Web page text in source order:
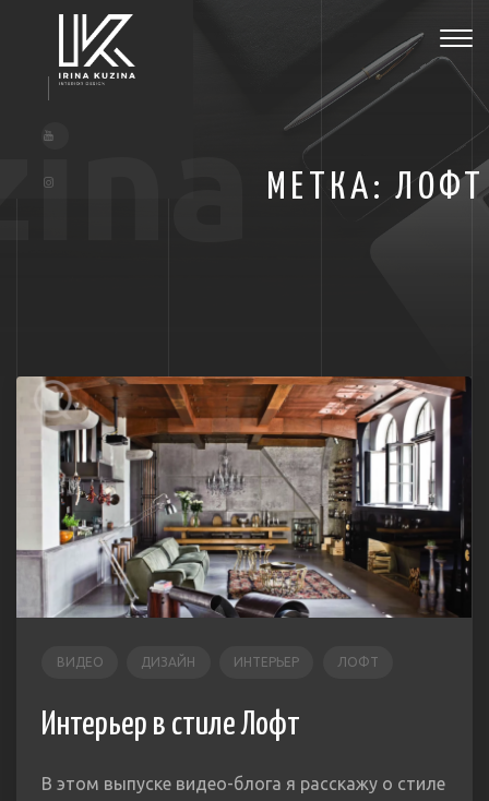
МЕТКА:ЛОФТ
ВИДЕО ДИЗАЙН ИНТЕРЬЕР ЛОФТ
Интерьер в стиле Лофт
В этом выпуске видео-блога я расскажу о стиле